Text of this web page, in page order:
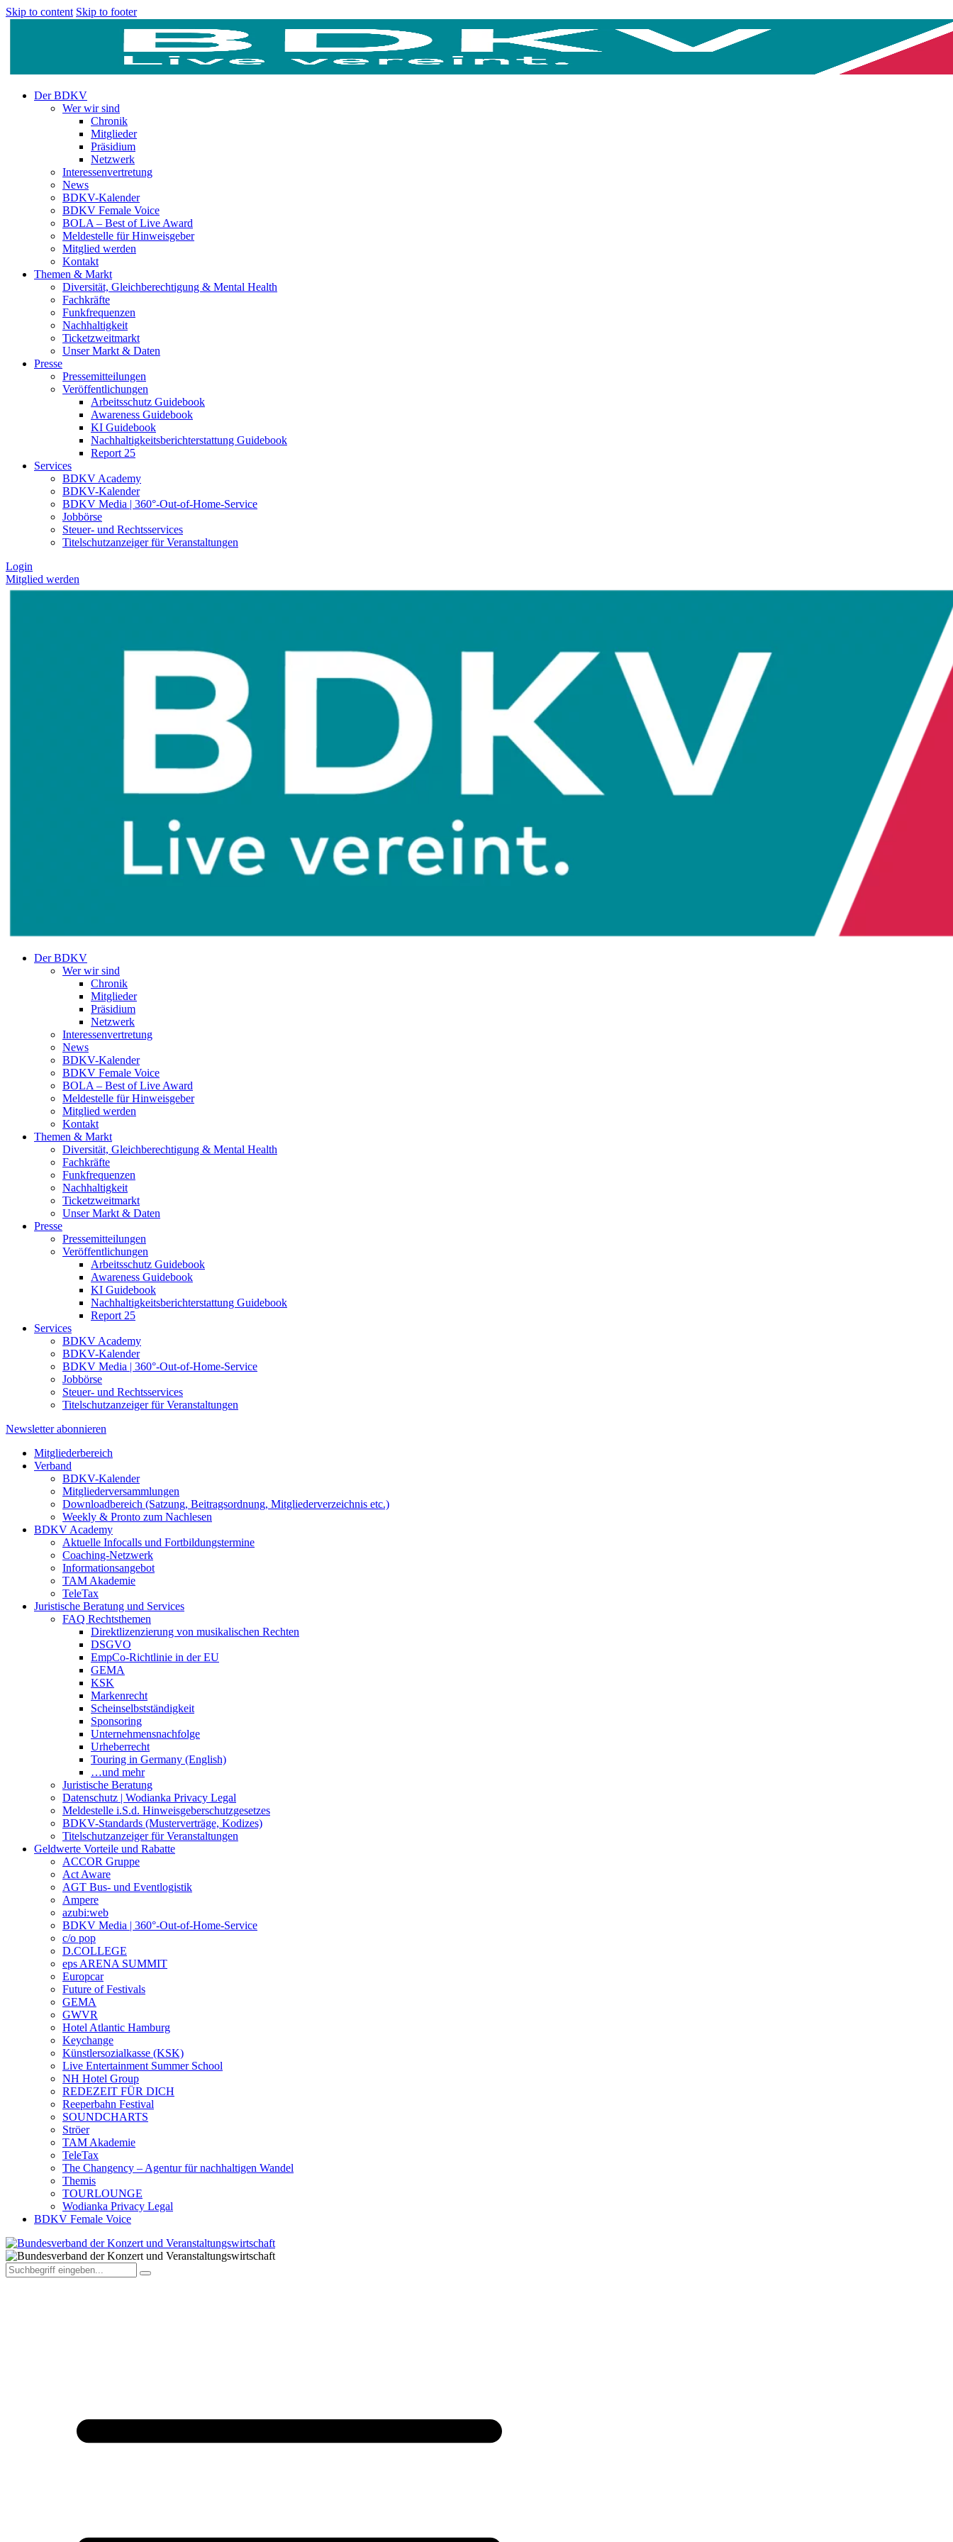
Skip to content Skip to footer
Der BDKV
Wer wir sind
Chronik
Mitglieder
Präsidium
Netzwerk
Interessenvertretung
News
BDKV-Kalender
BDKV Female Voice
BOLA – Best of Live Award
Meldestelle für Hinweisgeber
Mitglied werden
Kontakt
Themen & Markt
Diversität, Gleichberechtigung & Mental Health
Fachkräfte
Funkfrequenzen
Nachhaltigkeit
Ticketzweitmarkt
Unser Markt & Daten
Presse
Pressemitteilungen
Veröffentlichungen
Arbeitsschutz Guidebook
Awareness Guidebook
KI Guidebook
Nachhaltigkeitsberichterstattung Guidebook
Report 25
Services
BDKV Academy
BDKV-Kalender
BDKV Media | 360°-Out-of-Home-Service
Jobbörse
Steuer- und Rechtsservices
Titelschutzanzeiger für Veranstaltungen
Login
Mitglied werden
Der BDKV
Wer wir sind
Chronik
Mitglieder
Präsidium
Netzwerk
Interessenvertretung
News
BDKV-Kalender
BDKV Female Voice
BOLA – Best of Live Award
Meldestelle für Hinweisgeber
Mitglied werden
Kontakt
Themen & Markt
Diversität, Gleichberechtigung & Mental Health
Fachkräfte
Funkfrequenzen
Nachhaltigkeit
Ticketzweitmarkt
Unser Markt & Daten
Presse
Pressemitteilungen
Veröffentlichungen
Arbeitsschutz Guidebook
Awareness Guidebook
KI Guidebook
Nachhaltigkeitsberichterstattung Guidebook
Report 25
Services
BDKV Academy
BDKV-Kalender
BDKV Media | 360°-Out-of-Home-Service
Jobbörse
Steuer- und Rechtsservices
Titelschutzanzeiger für Veranstaltungen
Newsletter abonnieren
Mitgliederbereich
Verband
BDKV-Kalender
Mitgliederversammlungen
Downloadbereich (Satzung, Beitragsordnung, Mitgliederverzeichnis etc.)
Weekly & Pronto zum Nachlesen
BDKV Academy
Aktuelle Infocalls und Fortbildungstermine
Coaching-Netzwerk
Informationsangebot
TAM Akademie
TeleTax
Juristische Beratung und Services
FAQ Rechtsthemen
Direktlizenzierung von musikalischen Rechten
DSGVO
EmpCo-Richtlinie in der EU
GEMA
KSK
Markenrecht
Scheinselbstständigkeit
Sponsoring
Unternehmensnachfolge
Urheberrecht
Touring in Germany (English)
…und mehr
Juristische Beratung
Datenschutz | Wodianka Privacy Legal
Meldestelle i.S.d. Hinweisgeberschutzgesetzes
BDKV-Standards (Musterverträge, Kodizes)
Titelschutzanzeiger für Veranstaltungen
Geldwerte Vorteile und Rabatte
ACCOR Gruppe
Act Aware
AGT Bus- und Eventlogistik
Ampere
azubi:web
BDKV Media | 360°-Out-of-Home-Service
c/o pop
D.COLLEGE
eps ARENA SUMMIT
Europcar
Future of Festivals
GEMA
GWVR
Hotel Atlantic Hamburg
Keychange
Künstlersozialkasse (KSK)
Live Entertainment Summer School
NH Hotel Group
REDEZEIT FÜR DICH
Reeperbahn Festival
SOUNDCHARTS
Ströer
TAM Akademie
TeleTax
The Changency – Agentur für nachhaltigen Wandel
Themis
TOURLOUNGE
Wodianka Privacy Legal
BDKV Female Voice